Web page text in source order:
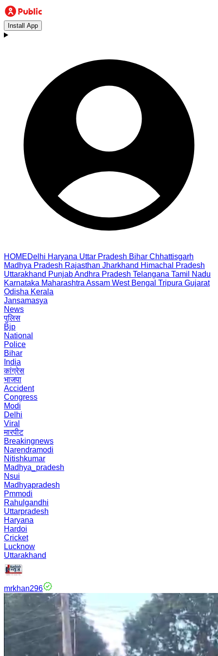
Install App
HOMEDelhi Haryana Uttar Pradesh Bihar Chhattisgarh
Madhya Pradesh Rajasthan Jharkhand Himachal Pradesh
Uttarakhand PunjabAndhra Pradesh Telangana Tamil Nadu
Karnataka Maharashtra Assam West Bengal Tripura Gujarat
Odisha Kerala
Jansamasya
News
पुलिस
Bjp
National
Police
Bihar
India
कांग्रेस
भाजपा
Accident
Congress
Modi
Delhi
Viral
मारपीट
Breakingnews
Narendramodi
Nitishkumar
Madhya_pradesh
Nsui
Madhyapradesh
Pmmodi
Rahulgandhi
Uttarpradesh
Haryana
Hardoi
Cricket
Lucknow
Uttarakhand
mrkhan296